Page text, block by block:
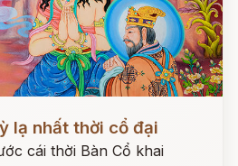
lạ nhất thời cổ đại
cái thời Bàn Cổ khai